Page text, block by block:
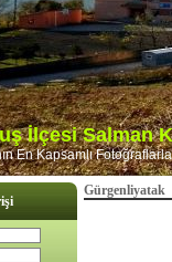
İlçesi Salman
En Kapsamlı
Gürgenliyatak